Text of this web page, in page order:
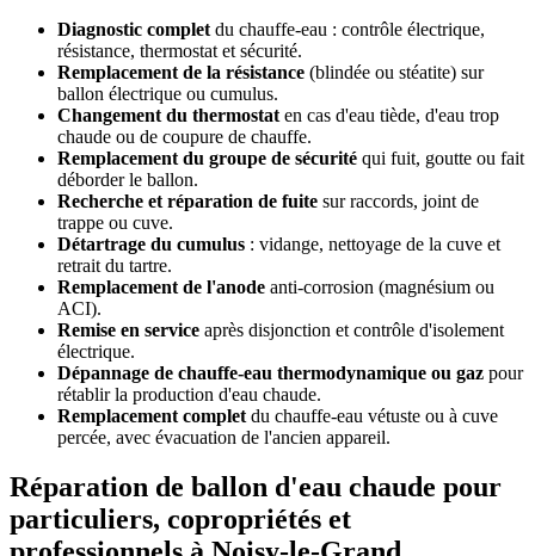
Diagnostic complet du chauffe-eau : contrôle électrique,
résistance, thermostat et sécurité.
Remplacement de la résistance (blindée ou stéatite) sur
ballon électrique ou cumulus.
Changement du thermostat en cas d'eau tiède, d'eau trop
chaude ou de coupure de chauffe.
Remplacement du groupe de sécurité qui fuit, goutte ou fait
déborder le ballon.
Recherche et réparation de fuite sur raccords, joint de
trappe ou cuve.
Détartrage du cumulus : vidange, nettoyage de la cuve et
retrait du tartre.
Remplacement de l'anode anti-corrosion (magnésium ou
ACI).
Remise en service après disjonction et contrôle d'isolement
électrique.
Dépannage de chauffe-eau thermodynamique ou gaz pour
rétablir la production d'eau chaude.
Remplacement complet du chauffe-eau vétuste ou à cuve
percée, avec évacuation de l'ancien appareil.
Réparation de ballon d'eau chaude pour
particuliers, copropriétés et